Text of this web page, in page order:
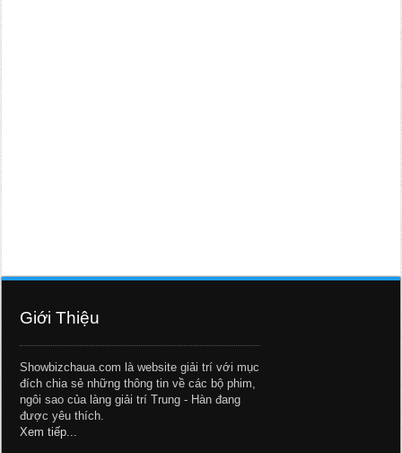
Giới Thiệu
Showbizchaua.com là website giải trí với mục
đích chia sẻ những thông tin về các bộ phim,
ngôi sao của làng giải trí Trung - Hàn đang
được yêu thích.
Xem tiếp...